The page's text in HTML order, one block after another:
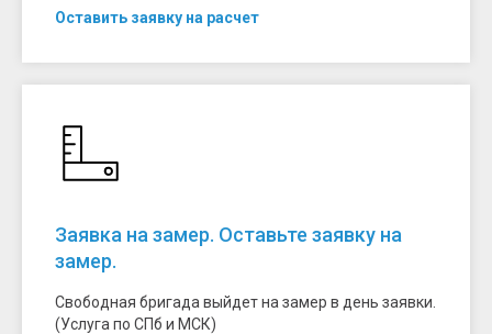
Оставить заявку на расчет
Заявка на замер. Оставьте заявку на
замер.
Свободная бригада выйдет на замер в день заявки.
(Услуга по СПб и МСК)